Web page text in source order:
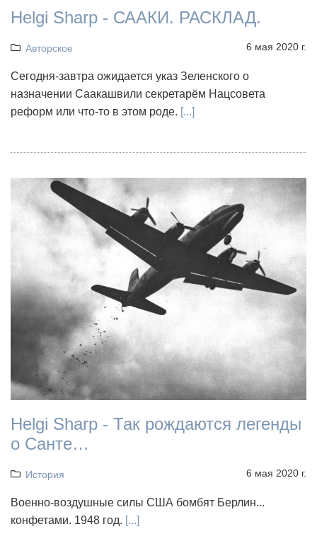
Helgi Sharp - СААКИ. РАСКЛАД.
Авторское 6 мая 2020 г.
Сегодня-завтра ожидается указ Зеленского о
назначении Саакашвили секретарём Нацсовета
реформ или что-то в этом роде. [...]
Helgi Sharp - Так рождаются легенды
о Санте…
История 6 мая 2020 г.
Военно-воздушные силы США бомбят Берлин...
конфетами. 1948 год. [...]